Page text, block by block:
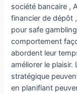
société bancaire ,
financier de dépôt
pour safe
comportement
abordent leur
améliorer le
stratégique
en planifiant